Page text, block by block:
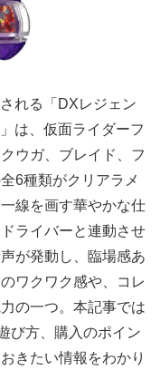
れる「DXレジェン
は、仮面ライダーフ
ウガ、ブレイド、フ
6種類がクリアラメ
線を画す華やかな仕
ライバーと連動させ
が発動し、臨場感あ
ワクワク感や、コレ
の一つ。本記事では
び方、購入のポイン
きたい情報をわかり